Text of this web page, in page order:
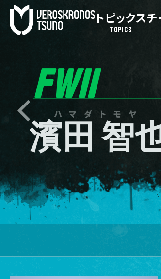
トピックス
TOPICS
チ
FW11
ハマダトモヤ
濱田 智